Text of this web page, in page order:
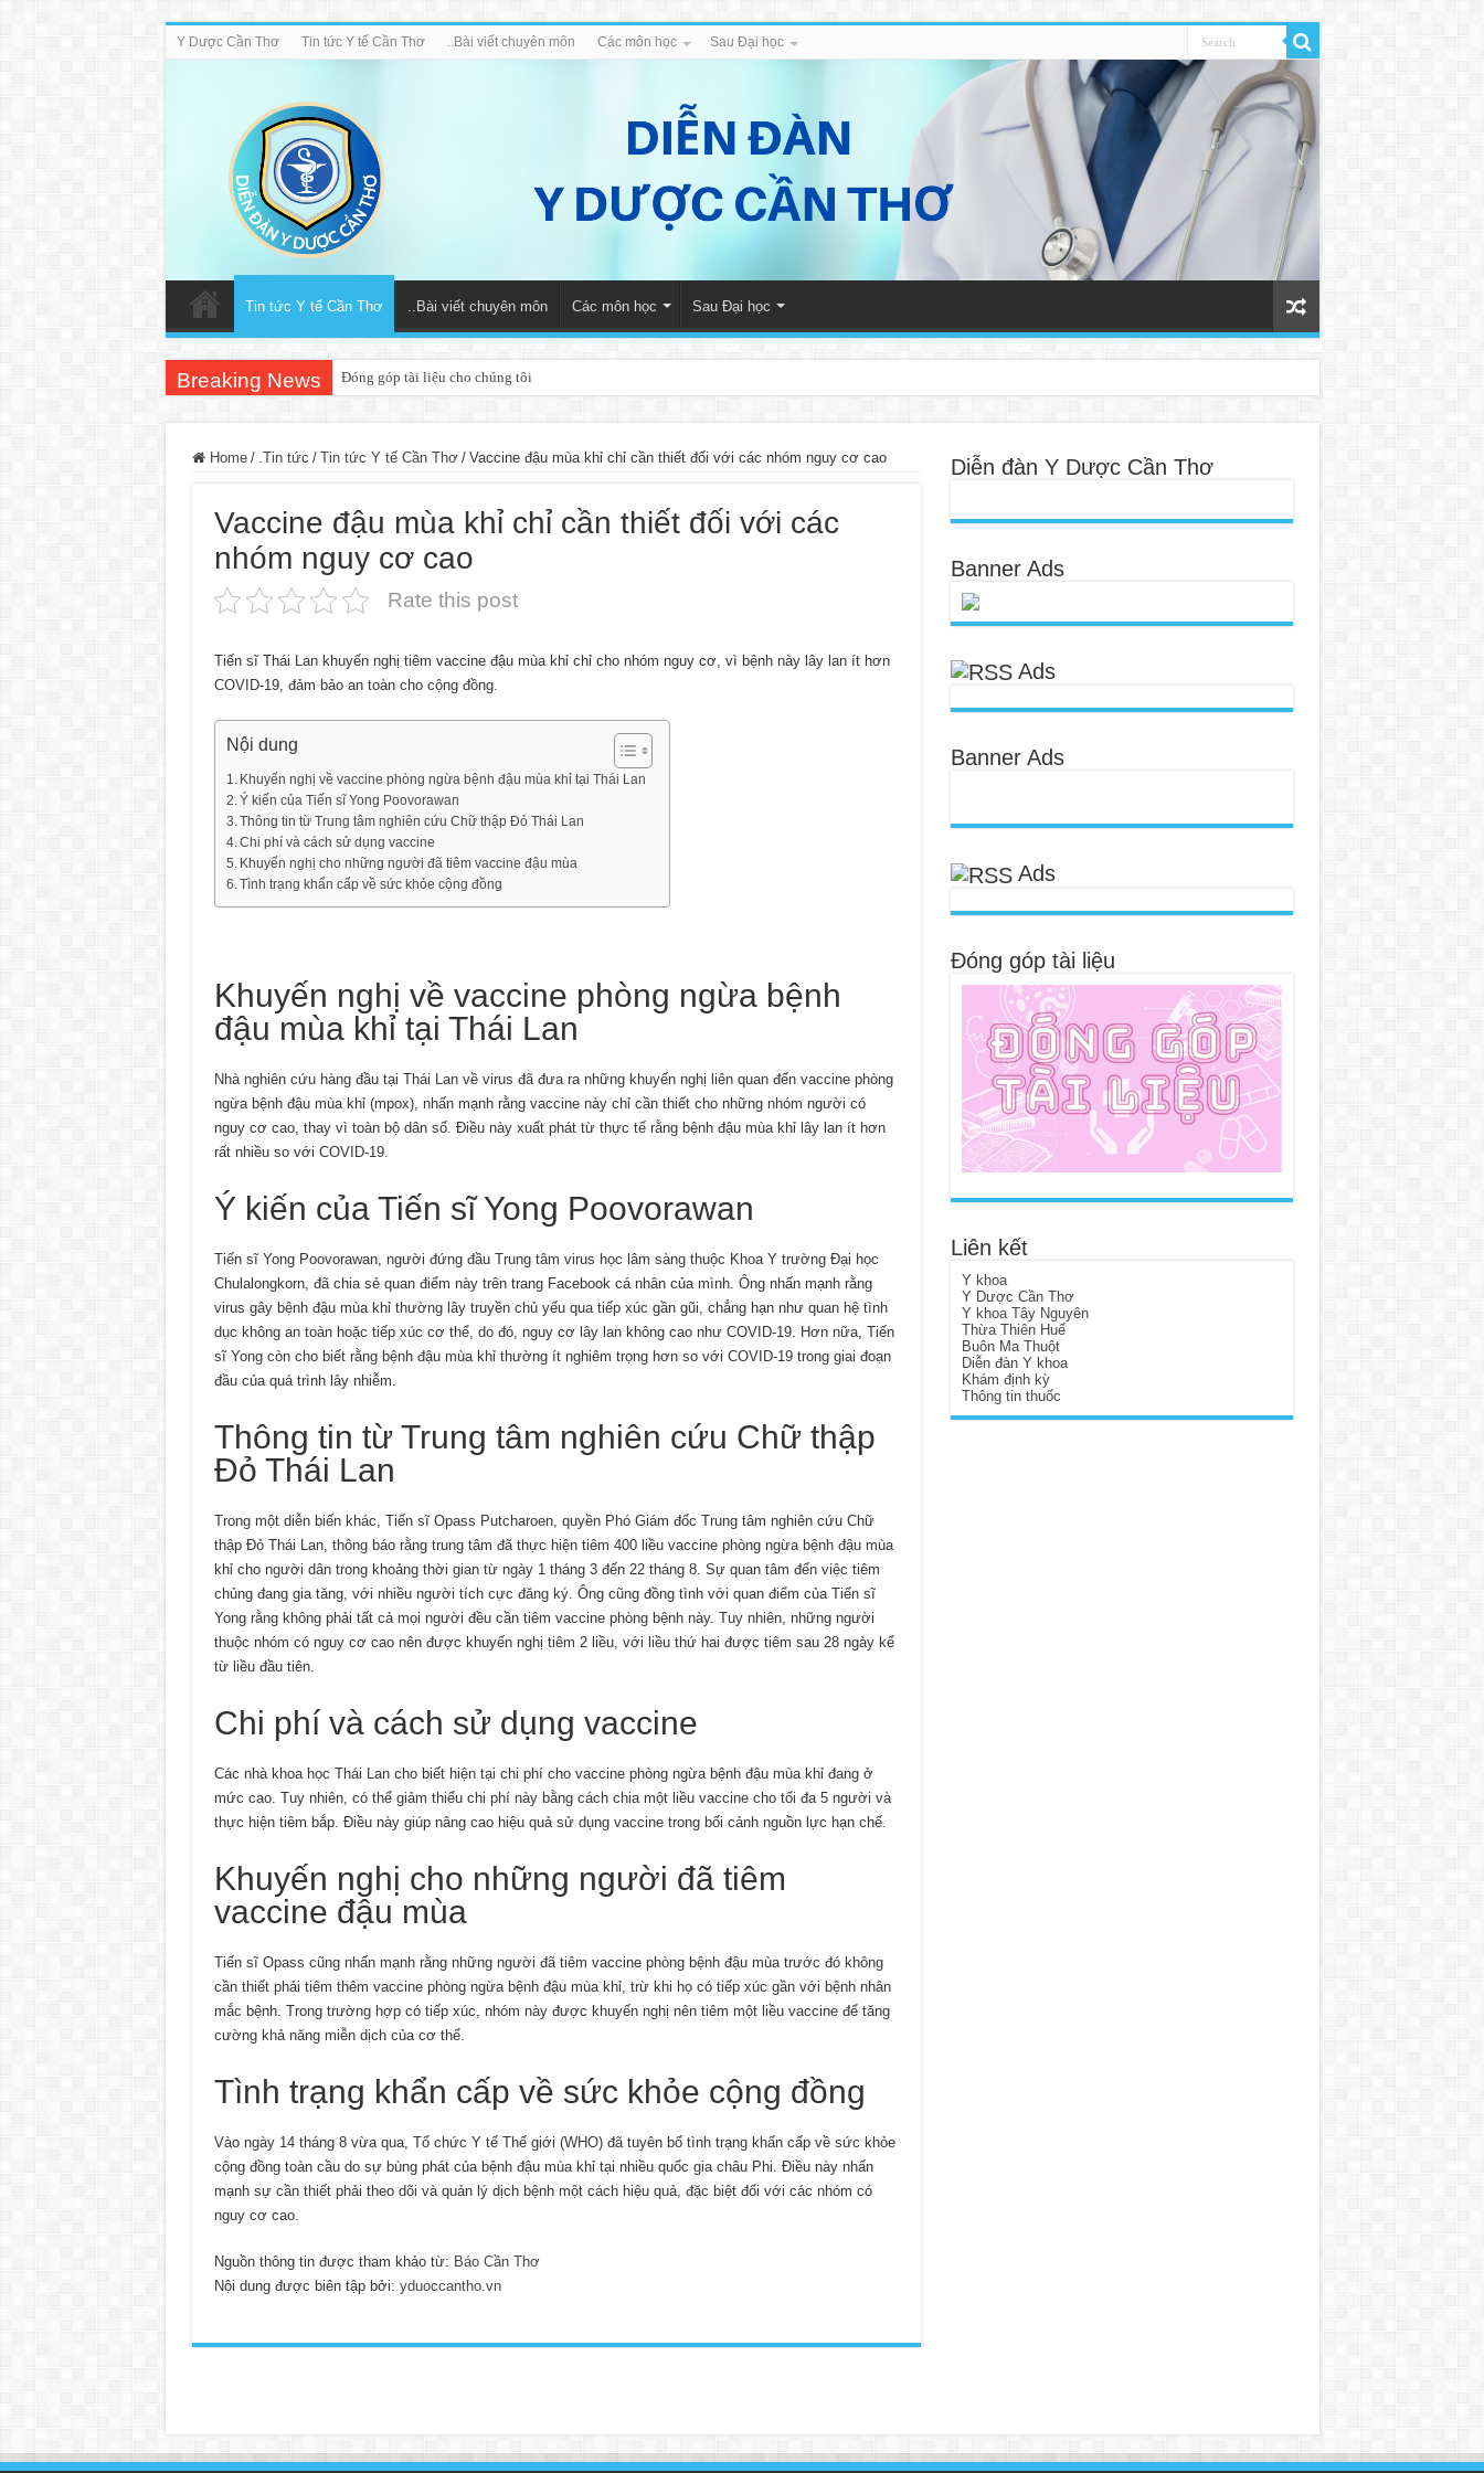
Y Dược Cần Thơ Tin tức Y tế Cần Thơ ..Bài viết chuyên môn Các môn học Sau Đại học
Tin tức Y tế Cần Thơ ..Bài viết chuyên môn Các môn học Sau Đại học
Breaking News Đóng góp tài liệu cho chúng tôi
Home / .Tin tức / Tin tức Y tế Cần Thơ / Vaccine đậu mùa khỉ chỉ cần thiết đối với các nhóm nguy cơ cao
Vaccine đậu mùa khỉ chỉ cần thiết đối với các
nhóm nguy cơ cao
Rate this post
Tiến sĩ Thái Lan khuyến nghị tiêm vaccine đậu mùa khỉ chỉ cho nhóm nguy cơ, vì bệnh này lây lan ít hơn
COVID-19, đảm bảo an toàn cho cộng đồng.
Nội dung
Khuyến nghị về vaccine phòng ngừa bệnh đậu mùa khỉ tại Thái Lan
Ý kiến của Tiến sĩ Yong Poovorawan
Thông tin từ Trung tâm nghiên cứu Chữ thập Đỏ Thái Lan
Chi phí và cách sử dụng vaccine
Khuyến nghị cho những người đã tiêm vaccine đậu mùa
Tình trạng khẩn cấp về sức khỏe cộng đồng
Khuyến nghị về vaccine phòng ngừa bệnh
đậu mùa khỉ tại Thái Lan
Nhà nghiên cứu hàng đầu tại Thái Lan về virus đã đưa ra những khuyến nghị liên quan đến vaccine phòng
ngừa bệnh đậu mùa khỉ (mpox), nhấn mạnh rằng vaccine này chỉ cần thiết cho những nhóm người có
nguy cơ cao, thay vì toàn bộ dân số. Điều này xuất phát từ thực tế rằng bệnh đậu mùa khỉ lây lan ít hơn
rất nhiều so với COVID-19.
Ý kiến của Tiến sĩ Yong Poovorawan
Tiến sĩ Yong Poovorawan, người đứng đầu Trung tâm virus học lâm sàng thuộc Khoa Y trường Đại học
Chulalongkorn, đã chia sẻ quan điểm này trên trang Facebook cá nhân của mình. Ông nhấn mạnh rằng
virus gây bệnh đậu mùa khỉ thường lây truyền chủ yếu qua tiếp xúc gần gũi, chẳng hạn như quan hệ tình
dục không an toàn hoặc tiếp xúc cơ thể, do đó, nguy cơ lây lan không cao như COVID-19. Hơn nữa, Tiến
sĩ Yong còn cho biết rằng bệnh đậu mùa khỉ thường ít nghiêm trọng hơn so với COVID-19 trong giai đoạn
đầu của quá trình lây nhiễm.
Thông tin từ Trung tâm nghiên cứu Chữ thập
Đỏ Thái Lan
Trong một diễn biến khác, Tiến sĩ Opass Putcharoen, quyền Phó Giám đốc Trung tâm nghiên cứu Chữ
thập Đỏ Thái Lan, thông báo rằng trung tâm đã thực hiện tiêm 400 liều vaccine phòng ngừa bệnh đậu mùa
khỉ cho người dân trong khoảng thời gian từ ngày 1 tháng 3 đến 22 tháng 8. Sự quan tâm đến việc tiêm
chủng đang gia tăng, với nhiều người tích cực đăng ký. Ông cũng đồng tình với quan điểm của Tiến sĩ
Yong rằng không phải tất cả mọi người đều cần tiêm vaccine phòng bệnh này. Tuy nhiên, những người
thuộc nhóm có nguy cơ cao nên được khuyến nghị tiêm 2 liều, với liều thứ hai được tiêm sau 28 ngày kể
từ liều đầu tiên.
Chi phí và cách sử dụng vaccine
Các nhà khoa học Thái Lan cho biết hiện tại chi phí cho vaccine phòng ngừa bệnh đậu mùa khỉ đang ở
mức cao. Tuy nhiên, có thể giảm thiểu chi phí này bằng cách chia một liều vaccine cho tối đa 5 người và
thực hiện tiêm bắp. Điều này giúp nâng cao hiệu quả sử dụng vaccine trong bối cảnh nguồn lực hạn chế.
Khuyến nghị cho những người đã tiêm
vaccine đậu mùa
Tiến sĩ Opass cũng nhấn mạnh rằng những người đã tiêm vaccine phòng bệnh đậu mùa trước đó không
cần thiết phải tiêm thêm vaccine phòng ngừa bệnh đậu mùa khỉ, trừ khi họ có tiếp xúc gần với bệnh nhân
mắc bệnh. Trong trường hợp có tiếp xúc, nhóm này được khuyến nghị nên tiêm một liều vaccine để tăng
cường khả năng miễn dịch của cơ thể.
Tình trạng khẩn cấp về sức khỏe cộng đồng
Vào ngày 14 tháng 8 vừa qua, Tổ chức Y tế Thế giới (WHO) đã tuyên bố tình trạng khẩn cấp về sức khỏe
cộng đồng toàn cầu do sự bùng phát của bệnh đậu mùa khỉ tại nhiều quốc gia châu Phi. Điều này nhấn
mạnh sự cần thiết phải theo dõi và quản lý dịch bệnh một cách hiệu quả, đặc biệt đối với các nhóm có
nguy cơ cao.
Nguồn thông tin được tham khảo từ: Báo Cần Thơ
Nội dung được biên tập bởi: yduoccantho.vn
Diễn đàn Y Dược Cần Thơ
Banner Ads
Ads
Banner Ads
Ads
Đóng góp tài liệu
Liên kết
Y khoa
Y Dược Cần Thơ
Y khoa Tây Nguyên
Thừa Thiên Huế
Buôn Ma Thuột
Diễn đàn Y khoa
Khám định kỳ
Thông tin thuốc